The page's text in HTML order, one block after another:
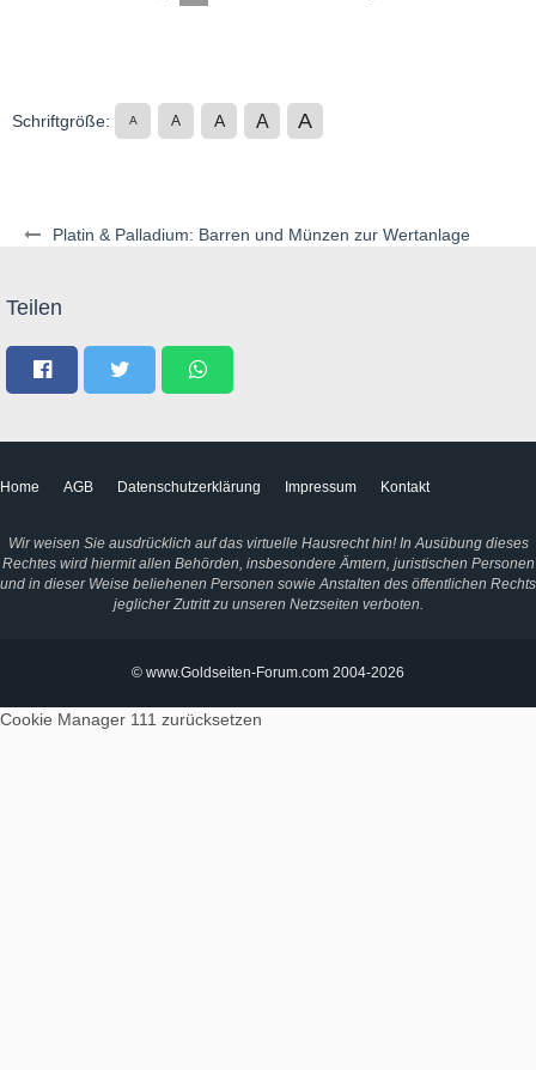
Platin & Palladium: Barren und Münzen zur Wertanlage
Schriftgröße: A A A A A
Teilen
Home AGB Datenschutzerklärung Impressum Kontakt
Wir weisen Sie ausdrücklich auf das virtuelle Hausrecht hin! In Ausübung dieses
Rechtes wird hiermit allen Behörden, insbesondere Ämtern, juristischen Personen
und in dieser Weise beliehenen Personen sowie Anstalten des öffentlichen Rechts
jeglicher Zutritt zu unseren Netzseiten verboten.
© www.Goldseiten-Forum.com 2004-2026
Cookie Manager 111 zurücksetzen